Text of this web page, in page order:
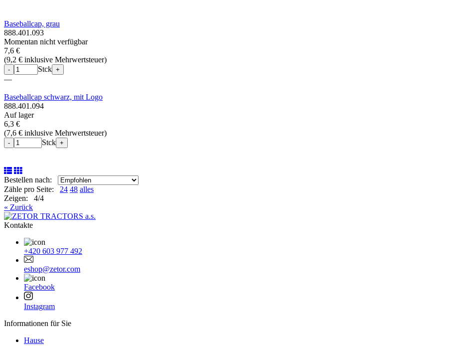
Baseballcap, grau
888.401.093
Momentan nicht verfügbar
7,6 €
(9,2 € inklusive Mehrwertsteuer)
- Stck +
—
Baseballcap schwarz, mit Logo
888.401.094
Auf lager
6,3 €
(7,6 € inklusive Mehrwertsteuer)
- Stck +
Bestellen nach:
Zähle pro Seite: 24 48 alles
Zeigen: 4/4
« Zurück
Kontakte
+420 603 977 492
eshop@zetor.com
Facebook
Instagram
Informationen für Sie
Hause